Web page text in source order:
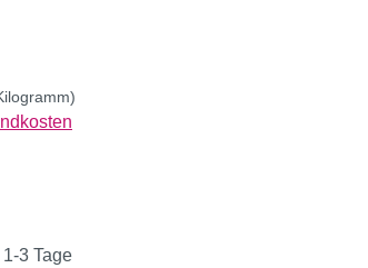
5 von 5 Sternen
3 Tage